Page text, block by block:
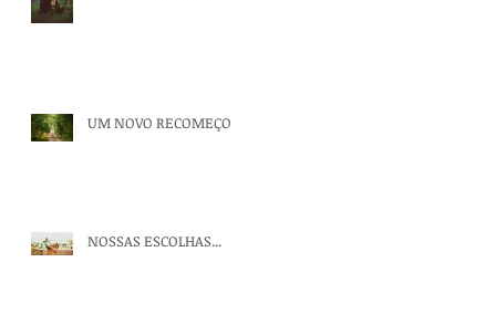
UM NOVO RECOMEÇO
NOSSAS ESCOLHAS...